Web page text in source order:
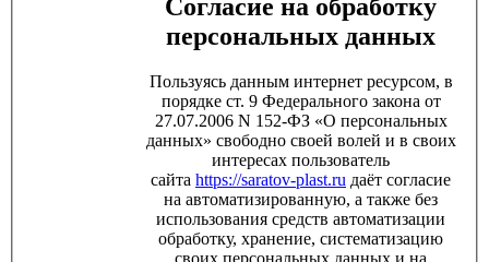
Согласие на обработку
персональных данных
Пользуясь данным интернет ресурсом, в
порядке ст. 9 Федерального закона от
27.07.2006 N 152-ФЗ «О персональных
данных» свободно своей волей и в своих
интересах пользователь
сайта https://saratov-plast.ru даёт согласие
на автоматизированную, а также без
использования средств автоматизации
обработку, хранение, систематизацию